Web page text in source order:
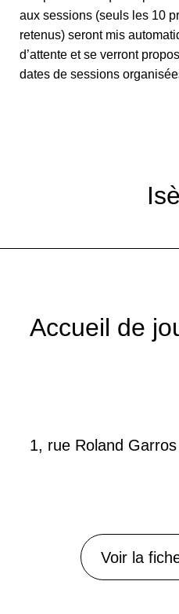
aux sessions (seuls les 10
retenus) seront mis
d’attente et se verront
dates de sessions
Accueil de
1, rue Roland
Voir la